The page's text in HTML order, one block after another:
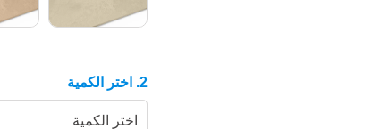
2. اختر الكمية
اختر الكمية